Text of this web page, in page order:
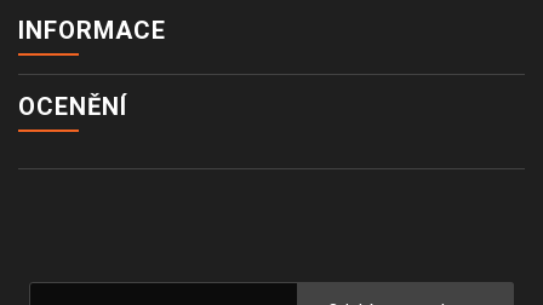
INFORMACE
OCENĚNÍ